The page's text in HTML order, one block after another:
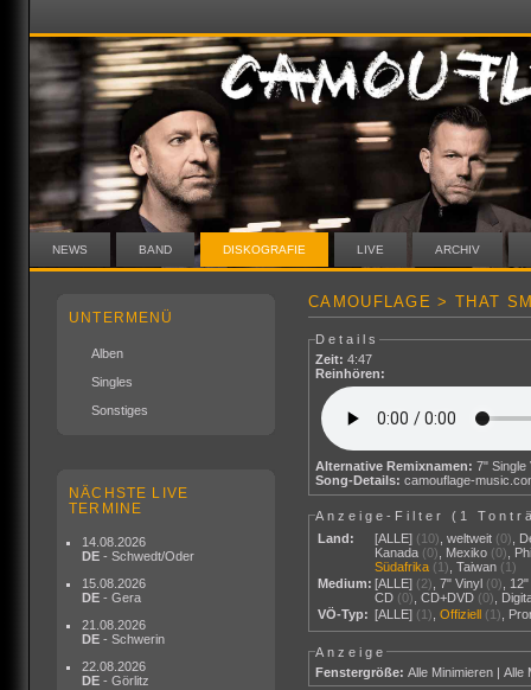
NEWS BAND DISKOGRAFIE LIVE ARCHIV
UNTERMENÜ
Alben
Singles
Sonstiges
NÄCHSTE LIVE
TERMINE
14.08.2026
DE - Schwedt/Oder
15.08.2026
DE - Gera
21.08.2026
DE - Schwerin
22.08.2026
DE - Görlitz
CAMOUFLAGE > THAT
Details
Zeit: 4:47
Reinhören:
Alternative Remixnamen:
Song-Details: camouflage-
Anzeige-Filter ( 1
Land:
[ALLE] (10) ,weltweit (0)
Kanada (0) Mexiko (0)
Südafrika (1) ,Taiwan (1)
Medium: [ALLE] (2) ,7" Vinyl (0)
CD (0) ,CD+DVD (0)
VÖ-Typ: [ALLE] (1) ,Offiziell (1)
Anzeige
Fenstergröße: Alle Minimieren |Alle